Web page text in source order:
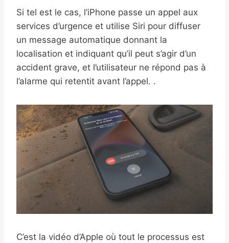
Si tel est le cas, l’iPhone passe un appel aux
services d’urgence et utilise Siri pour diffuser
un message automatique donnant la
localisation et indiquant qu’il peut s’agir d’un
accident grave, et l’utilisateur ne répond pas à
l’alarme qui retentit avant l’appel. .
C’est la vidéo d’Apple où tout le processus est